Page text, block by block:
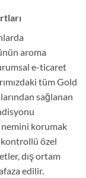
aroma
e-ticaret
tüm Gold
sağlanan
korumak
kontrollü özel
dış ortam
edilir.